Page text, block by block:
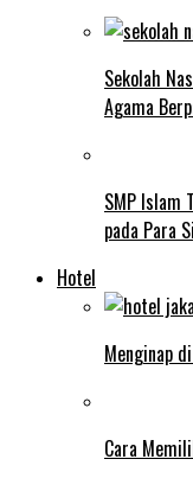
Sekolah
Agama
SMP Islam
pada Para
Hotel
Menginap
Cara